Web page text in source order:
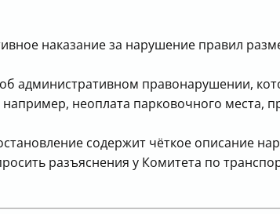
наказание за нарушение правил
административном правонарушении,
например, неоплата парковочного
содержит чёткое описание
разъяснения у Комитета по